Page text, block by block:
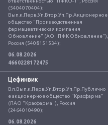
(5404070404);
Вып.к.Перв.Уп.Втор.Уп.Пр.Акционерное
общество "Производственная
фармацевтическая компания
Обновление" (АО "ПФК Обновление"),
Россия (5408151534);
06.08.2026
4660228172475
Цефинвик
Вл.Вып.к.Перв.Уп.Втор.Уп.Пр.Публично
е акционерное общество "Красфарма"
(ПАО "Красфарма"), Россия
(2464010490);
06.08.2026